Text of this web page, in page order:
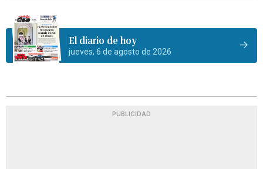
El diario de hoy
jueves, 6 de agosto de 2026
PUBLICIDAD